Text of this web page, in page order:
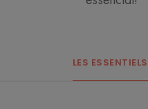
LES ESSENTIELS